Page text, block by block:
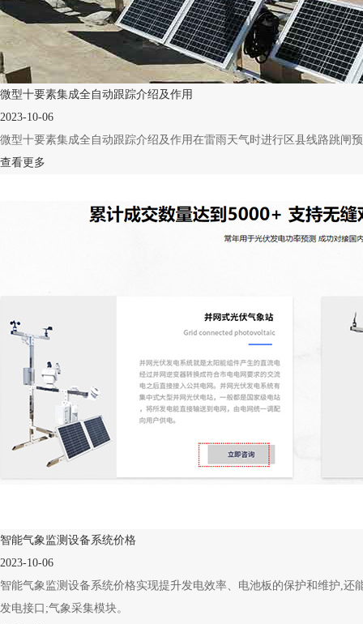
微型十要素集成全自动跟踪介绍及作用
2023-10-06
微型十要素集成全自动跟踪介绍及作用在雷雨天气时进行区县线路跳闸预
查看更多
智能气象监测设备系统价格
2023-10-06
智能气象监测设备系统价格实现提升发电效率、电池板的保护和维护,
发电接口;气象采集模块。